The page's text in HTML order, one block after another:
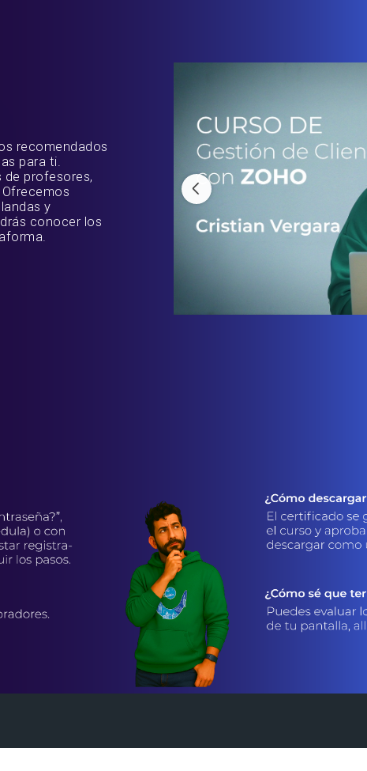
recomendados
para ti.
de profesores,
y
conocer los